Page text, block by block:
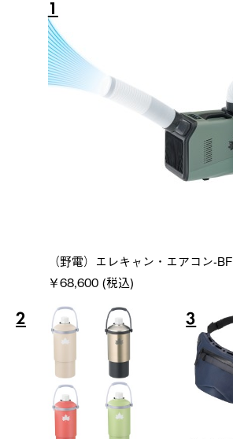
1
（野電）エレキャン・エアコン-BF
￥68,600 (税込)
2 3